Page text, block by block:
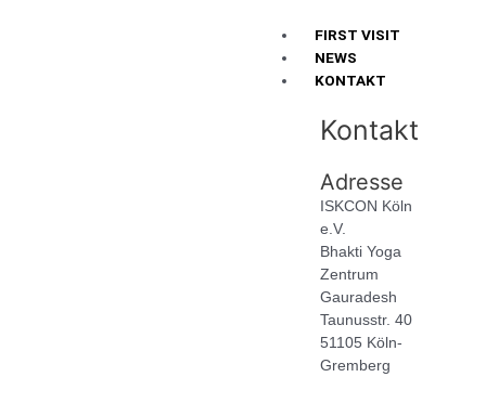
FIRST VISIT
NEWS
KONTAKT
Kontakt
Adresse
ISKCON Köln
e.V.
Bhakti Yoga
Zentrum
Gauradesh
Taunusstr. 40
51105 Köln-
Gremberg